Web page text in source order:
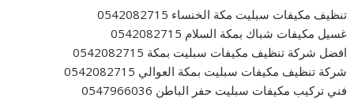
تنظيف مكيفات سبليت مكة الخنساء 0542082715
غسيل مكيفات شباك بمكة السلام 0542082715
افضل شركة تنظيف مكيفات سبليت بمكة 0542082715
شركة تنظيف مكيفات سبليت بمكة العوالي 0542082715
فني تركيب مكيفات سبليت حفر الباطن 0547966036